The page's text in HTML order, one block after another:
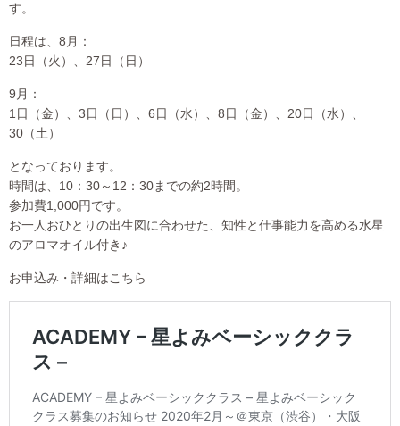
す。
日程は、8月：
23日（火）、27日（日）
9月：
1日（金）、3日（日）、6日（水）、8日（金）、20日（水）、
30（土）
となっております。
時間は、10：30～12：30までの約2時間。
参加費1,000円です。
お一人おひとりの出生図に合わせた、知性と仕事能力を高める水星
のアロマオイル付き♪
お申込み・詳細はこちら